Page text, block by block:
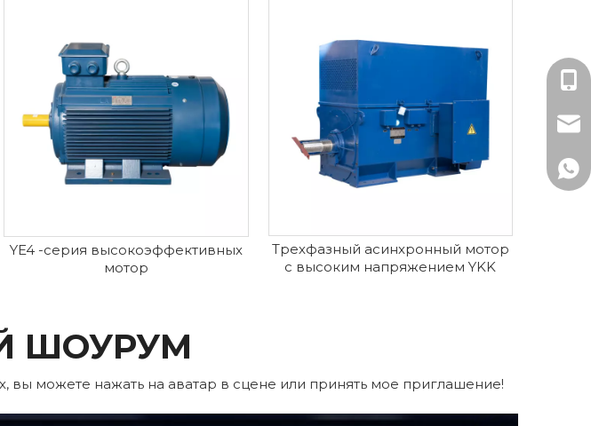
YE4 -серия высокоэффективных
мотор
Трехфазный асинхронный мотор
с высоким напряжением YKK
ШОУРУМ
вы можете нажать на аватар в сцене или принять мое приглашение!